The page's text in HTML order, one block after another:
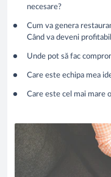
necesare?
Cum va genera
Când va deveni
Unde pot să fac
Care este echipa mea
Care este cel mai mare